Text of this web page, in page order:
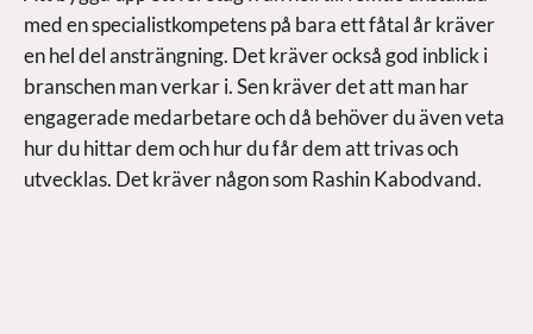
med en specialistkompetens på bara ett fåtal år kräver
en hel del ansträngning. Det kräver också god inblick i
branschen man verkar i. Sen kräver det att man har
engagerade medarbetare och då behöver du även veta
hur du hittar dem och hur du får dem att trivas och
utvecklas. Det kräver någon som Rashin Kabodvand.